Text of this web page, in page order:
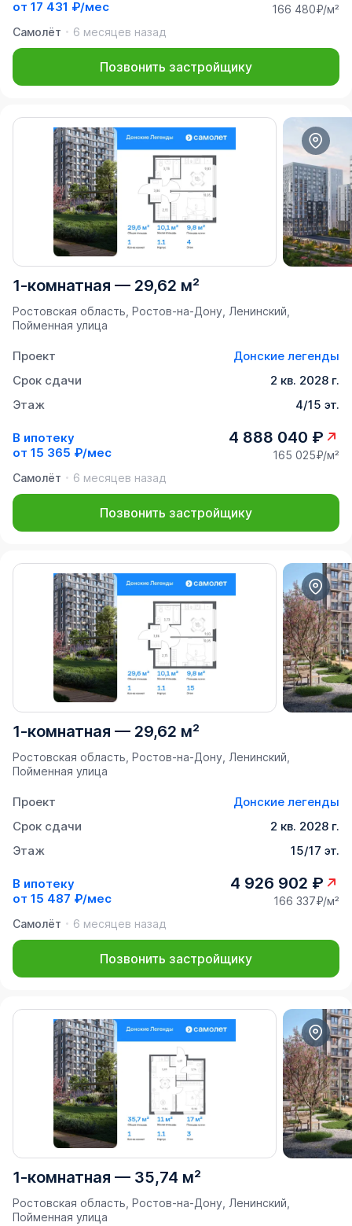
от 17 431 ₽/мес
166 480₽/м²
Самолёт
6 месяцев назад
Позвонить застройщику
1-комнатная — 29,62 м²
Ростовская область, Ростов-на-Дону, Ленинский,
Пойменная улица
Проект
Донские легенды
Срок сдачи
2 кв. 2028 г.
Этаж
4/15 эт.
В ипотеку
от 15 365 ₽/мес
4 888 040 ₽
165 025₽/м²
Самолёт
6 месяцев назад
Позвонить застройщику
1-комнатная — 29,62 м²
Ростовская область, Ростов-на-Дону, Ленинский,
Пойменная улица
Проект
Донские легенды
Срок сдачи
2 кв. 2028 г.
Этаж
15/17 эт.
В ипотеку
от 15 487 ₽/мес
4 926 902 ₽
166 337₽/м²
Самолёт
6 месяцев назад
Позвонить застройщику
1-комнатная — 35,74 м²
Ростовская область, Ростов-на-Дону, Ленинский,
Пойменная улица